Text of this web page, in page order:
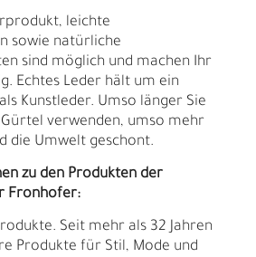
leichte
sowie natürliche
sind möglich und machen Ihr
Echtes Leder hält um ein
Kunstleder. Umso länger Sie
verwenden, umso mehr
die Umwelt geschont.
zu den Produkten der
Fronhofer:
Seit mehr als 32 Jahren
Produkte für Stil, Mode und